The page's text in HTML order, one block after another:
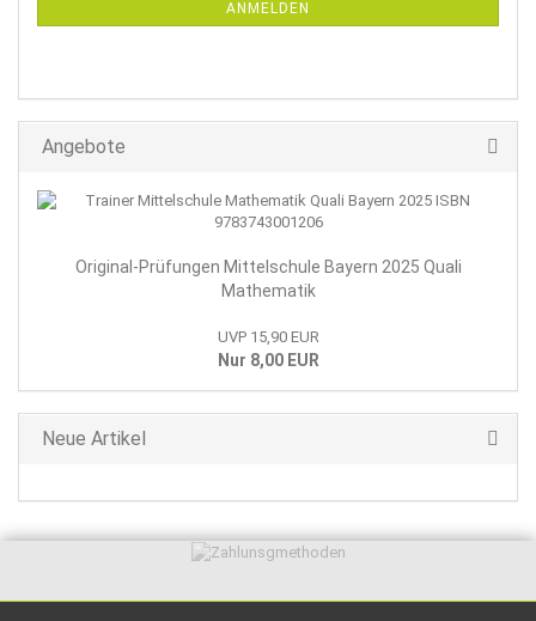
ANMELDEN
Angebote
Original-Prüfungen Mittelschule Bayern 2025 Quali
Mathematik
UVP 15,90 EUR
Nur 8,00 EUR
Neue Artikel